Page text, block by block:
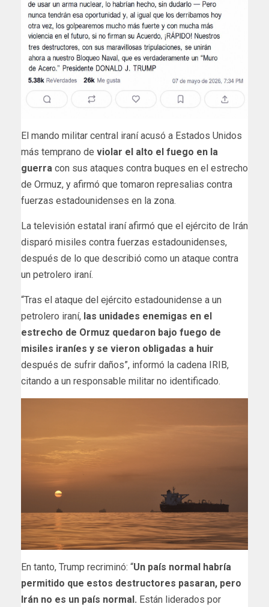
El mando militar central iraní acusó a Estados Unidos
más temprano de violar el alto el fuego en la
guerra con sus ataques contra buques en el estrecho
de Ormuz, y afirmó que tomaron represalias contra
fuerzas estadounidenses en la zona.
La televisión estatal iraní afirmó que el ejército de Irán
disparó misiles contra fuerzas estadounidenses,
después de lo que describió como un ataque contra
un petrolero iraní.
“Tras el ataque del ejército estadounidense a un
petrolero iraní, las unidades enemigas en el
estrecho de Ormuz quedaron bajo fuego de
misiles iraníes y se vieron obligadas a huir
después de sufrir daños”, informó la cadena IRIB,
citando a un responsable militar no identificado.
En tanto, Trump recriminó: “Un país normal habría
permitido que estos destructores pasaran, pero
Irán no es un país normal. Están liderados por